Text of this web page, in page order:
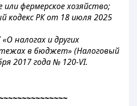
или фермерское хозяйство;
кодекс РК от 18 июля 2025
налогах и других
в бюджет» (Налоговый
2017 года № 120-VI.